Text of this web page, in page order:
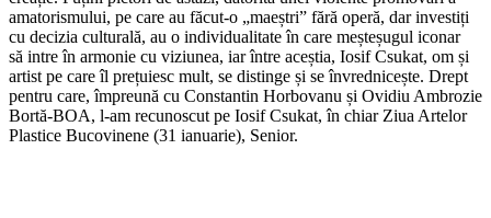
amatorismului, pe care au făcut-o „maeștri” fără operă, dar investiți
cu decizia culturală, au o individualitate în care meșteșugul iconar
să intre în armonie cu viziunea, iar între aceștia, Iosif Csukat, om și
artist pe care îl prețuiesc mult, se distinge și se învrednicește. Drept
pentru care, împreună cu Constantin Horbovanu și Ovidiu Ambrozie
Bortă-BOA, l-am recunoscut pe Iosif Csukat, în chiar Ziua Artelor
Plastice Bucovinene (31 ianuarie), Senior.